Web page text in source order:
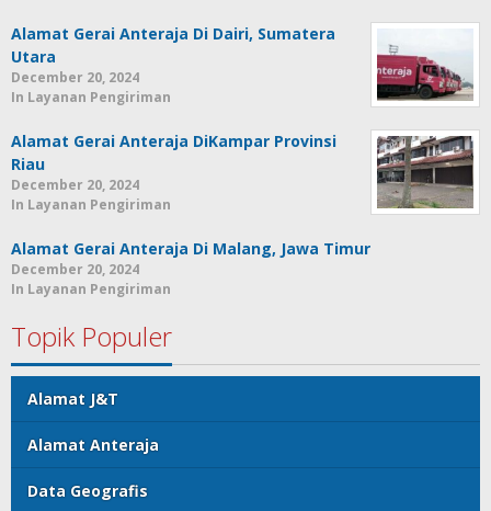
Alamat Gerai Anteraja Di Dairi, Sumatera
Utara
December 20, 2024
In Layanan Pengiriman
Alamat Gerai Anteraja DiKampar Provinsi
Riau
December 20, 2024
In Layanan Pengiriman
Alamat Gerai Anteraja Di Malang, Jawa Timur
December 20, 2024
In Layanan Pengiriman
Topik Populer
Alamat J&T
Alamat Anteraja
Data Geografis